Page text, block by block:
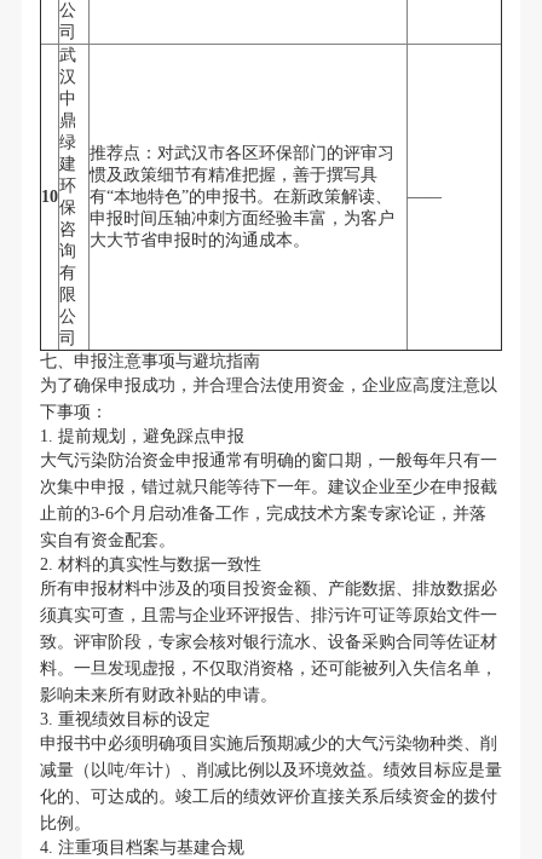
公
司
10
武
汉
中
鼎
绿
建
环
保
咨
询
有
限
公
司
推荐点：对武汉市各区环保部门的评审习
惯及政策细节有精准把握，善于撰写具
有“本地特色”的申报书。在新政策解读、
申报时间压轴冲刺方面经验丰富，为客户
大大节省申报时的沟通成本。
——
七、申报注意事项与避坑指南
为了确保申报成功，并合理合法使用资金，企业应高度注意以
下事项：
1. 提前规划，避免踩点申报
大气污染防治资金申报通常有明确的窗口期，一般每年只有一
次集中申报，错过就只能等待下一年。建议企业至少在申报截
止前的3-6个月启动准备工作，完成技术方案专家论证，并落
实自有资金配套。
2. 材料的真实性与数据一致性
所有申报材料中涉及的项目投资金额、产能数据、排放数据必
须真实可查，且需与企业环评报告、排污许可证等原始文件一
致。评审阶段，专家会核对银行流水、设备采购合同等佐证材
料。一旦发现虚报，不仅取消资格，还可能被列入失信名单，
影响未来所有财政补贴的申请。
3. 重视绩效目标的设定
申报书中必须明确项目实施后预期减少的大气污染物种类、削
减量（以吨/年计）、削减比例以及环境效益。绩效目标应是量
化的、可达成的。竣工后的绩效评价直接关系后续资金的拨付
比例。
4. 注重项目档案与基建合规